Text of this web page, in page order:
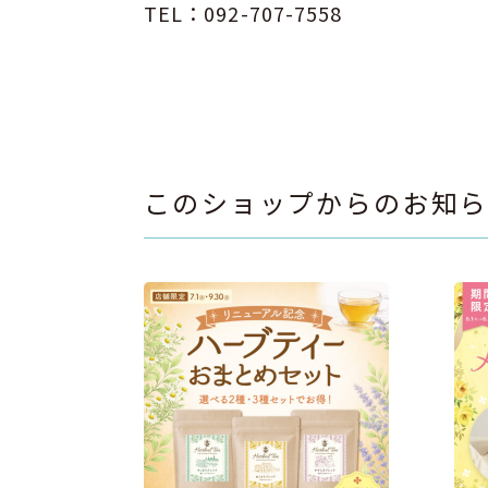
TEL：092-707-7558
このショップからのお知